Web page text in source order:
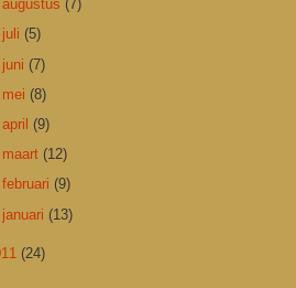
augustus(7)
juli(5)
juni(7)
mei(8)
april(9)
maart(12)
februari(9)
januari(13)
(24)